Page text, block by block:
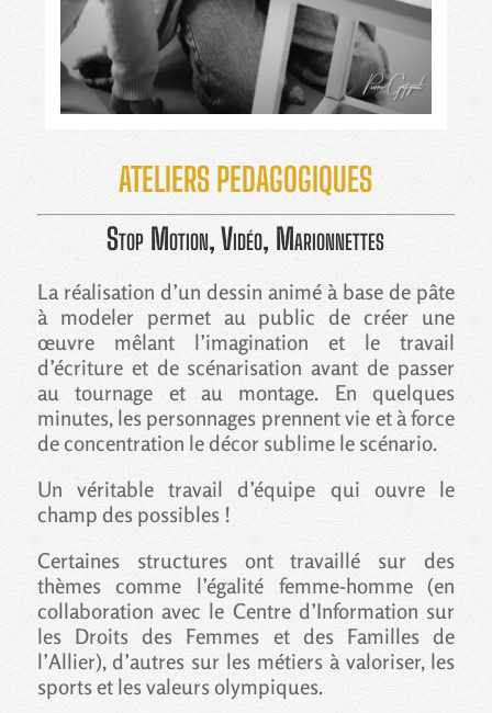
ATELIERS PEDAGOGIQUES
Stop Motion, Vidéo, Marionnettes
La réalisation d’un dessin animé à base de pâte
à modeler permet au public de créer une
œuvre mêlant l’imagination et le travail
d’écriture et de scénarisation avant de passer
au tournage et au montage. En quelques
minutes, les personnages prennent vie et à force
de concentration le décor sublime le scénario.
Un véritable travail d’équipe qui ouvre le
champ des possibles !
Certaines structures ont travaillé sur des
thèmes comme l’égalité femme-homme (en
collaboration avec le Centre d’Information sur
les Droits des Femmes et des Familles de
l’Allier), d’autres sur les métiers à valoriser, les
sports et les valeurs olympiques.